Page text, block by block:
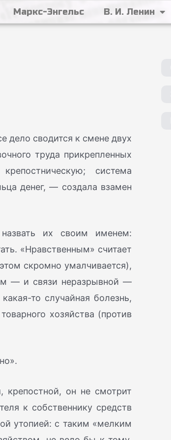
Маркс-Энгельс В. И. Ленин
дело сводится к смене двух
труда прикрепленных
система
денег, — создала взамен
их своим именем:
«Нравственным» считает
скромно умалчивается),
— и связи неразрывной —
то случайная болезнь,
хозяйства (против
он не смотрит
к собственнику средств
утопией: с таким «мелким